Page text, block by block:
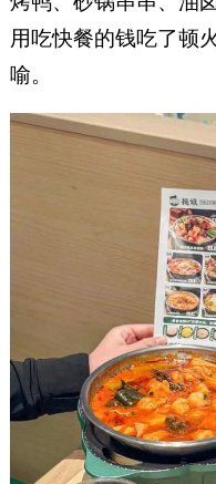
用吃快餐的钱吃了顿
喻。